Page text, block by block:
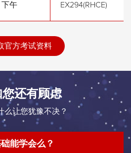
下午 EX294(RHCE)
官方考试资料
您还有顾虑
么让您犹豫不决？
能学会么？